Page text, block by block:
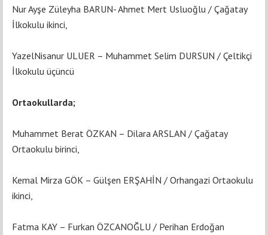
Nur Ayşe Züleyha BARUN- Ahmet Mert Usluoğlu / Çağatay
İlkokulu ikinci,
YazelNisanur ULUER – Muhammet Selim DURSUN / Çeltikçi
İlkokulu üçüncü
Ortaokullarda;
Muhammet Berat ÖZKAN – Dilara ARSLAN / Çağatay
Ortaokulu birinci,
Kemal Mirza GÖK – Gülşen ERŞAHİN / Orhangazi Ortaokulu
ikinci,
Fatma KAY – Furkan ÖZCANOĞLU / Perihan Erdoğan